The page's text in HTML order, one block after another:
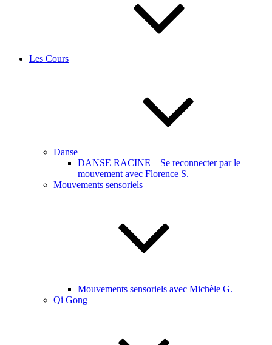
Les Cours
Danse
DANSE RACINE – Se reconnecter par le
mouvement avec Florence S.
Mouvements sensoriels
Mouvements sensoriels avec Michèle G.
Qi Gong